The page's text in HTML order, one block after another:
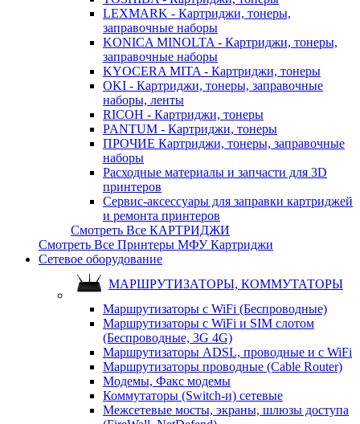
LEXMARK - Картриджи, тонеры,
заправочные наборы
KONICA MINOLTA - Картриджи, тонеры,
заправочные наборы
KYOCERA MITA - Картриджи, тонеры
OKI - Картриджи, тонеры, заправочные
наборы, ленты
RICOH - Картриджи, тонеры
PANTUM - Картриджи, тонеры
ПРОЧИЕ Картриджи, тонеры, заправочные
наборы
Расходные материалы и запчасти для 3D
принтеров
Сервис-аксессуары для заправки картриджей
и ремонта принтеров
Смотреть Все КАРТРИДЖИ
Смотреть Все Принтеры МФУ Картриджи
Сетевое оборудование
МАРШРУТИЗАТОРЫ, КОММУТАТОРЫ
Маршрутизаторы с WiFi (Беспроводные)
Маршрутизаторы с WiFi и SIM слотом
(Беспроводные, 3G 4G)
Маршрутизаторы ADSL, проводные и с WiFi
Маршрутизаторы проводные (Cable Router)
Модемы, Факс модемы
Коммутаторы (Switch-и) сетевые
Межсетевые мосты, экраны, шлюзы доступа